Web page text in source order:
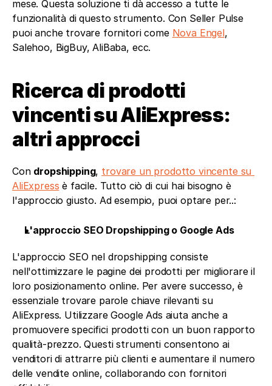
mese. Questa soluzione ti dà accesso a tutte le
funzionalità di questo strumento. Con Seller Pulse
puoi anche trovare fornitori come Nova Engel,
Salehoo, BigBuy, AliBaba, ecc.
Ricerca di prodotti
vincenti su AliExpress:
altri approcci
Con dropshipping, trovare un prodotto vincente su
AliExpress è facile. Tutto ciò di cui hai bisogno è
l'approccio giusto. Ad esempio, puoi optare per..:
L'approccio SEO Dropshipping o Google Ads
L'approccio SEO nel dropshipping consiste
nell'ottimizzare le pagine dei prodotti per migliorare il
loro posizionamento online. Per avere successo, è
essenziale trovare parole chiave rilevanti su
AliExpress. Utilizzare Google Ads aiuta anche a
promuovere specifici prodotti con un buon rapporto
qualità-prezzo. Questi strumenti consentono ai
venditori di attrarre più clienti e aumentare il numero
delle vendite online, collaborando con fornitori